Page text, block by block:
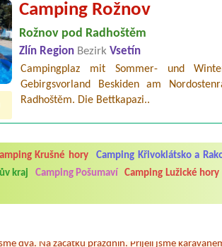
Camping Rožnov
Rožnov pod Radhoštěm
Zlín Region Bezirk Vsetín
Campingplaz mit Sommer- und
Gebirgsvorland Beskiden am
Radhoštěm. Die Bettkapazi..
Krušné hory Camping Křivoklátsko a
kraj Camping Pošumaví Camping Lužické hory
není samozřejmost. V kempu je obchod a
hluk z repráků u stanů a absolutní bezohlednost
hrála jiná hudba.Kemp pěkný, ale takový rámus
dva. Na začátku prázdnin. Přijeli jsme
dobrým jídlem za slušnou cenu na dosah, a